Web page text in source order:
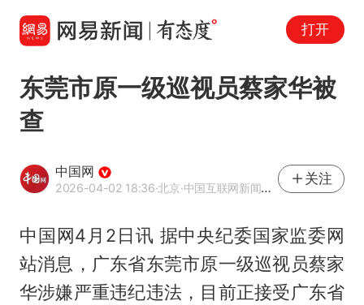
打开
东莞市原一级巡视员蔡家华被
查
中国网
2026-04-02 18:36·北京·中国互联网新闻中心（中国网）官方网易号
关注
中国网4月2日讯 据中央纪委国家监委网
站消息，广东省东莞市原一级巡视员蔡家
华涉嫌严重违纪违法，目前正接受广东省